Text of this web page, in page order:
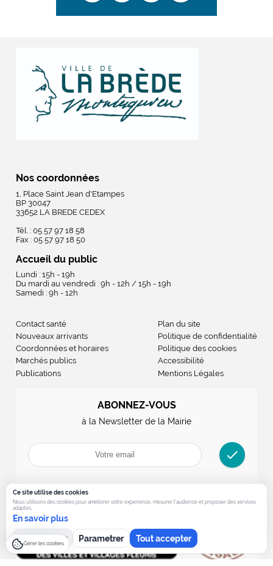
Nos coordonnées
1, Place Saint Jean d'Etampes
BP 30047
33652 LA BREDE CEDEX
Tél. : 05 57 97 18 58
Fax : 05 57 97 18 50
Accueil du public
Lundi : 15h - 19h
Du mardi au vendredi : 9h - 12h / 15h - 19h
Samedi : 9h - 12h
Contact santé
Nouveaux arrivants
Coordonnées et horaires
Marchés publics
Publications
Plan du site
Politique de confidentialité
Politique des cookies
Accessibilité
Mentions Légales
ABONNEZ-VOUS
à la Newsletter de la Mairie
check
Ce site utilise des cookies
Nous utilisons des cookies pour ameliorer votre experience, mesurer l’audience et proposer des services
adaptes.
En savoir plus
Tout refuser Parametrer Tout accepter
Gérer les cookies